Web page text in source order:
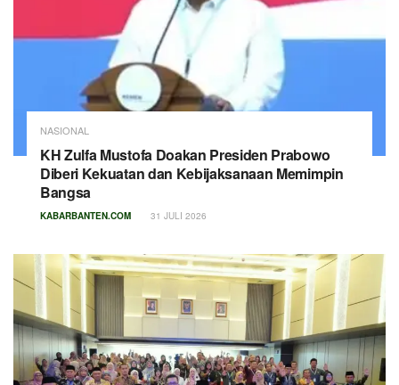
NASIONAL
KH Zulfa Mustofa Doakan Presiden Prabowo
Diberi Kekuatan dan Kebijaksanaan Memimpin
Bangsa
KABARBANTEN.COM 31 JULI 2026